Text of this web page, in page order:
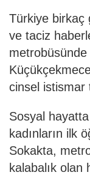
Türkiye birkaç
ve taciz
cinsel istismar
Sosyal
kadınların ilk
Sokakta,
kalabalık olan